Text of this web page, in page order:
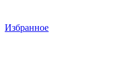
Избранное